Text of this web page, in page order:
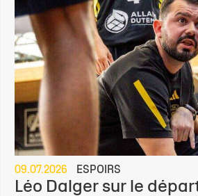
09.07.2026 ESPOIRS
Léo Dalger sur le